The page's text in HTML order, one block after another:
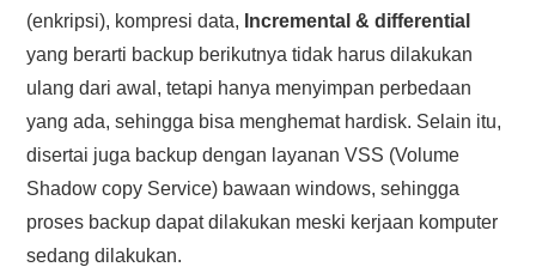
(enkripsi), kompresi data, Incremental & differential
yang berarti backup berikutnya tidak harus dilakukan
ulang dari awal, tetapi hanya menyimpan perbedaan
yang ada, sehingga bisa menghemat hardisk. Selain itu,
disertai juga backup dengan layanan VSS (Volume
Shadow copy Service) bawaan windows, sehingga
proses backup dapat dilakukan meski kerjaan komputer
sedang dilakukan.